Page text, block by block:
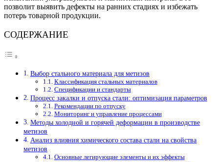
позволит выявить дефекты на ранних стадиях и избежать
потерь товарной продукции.
СОДЕРЖАНИЕ
Выбор стального материала для метизов
Классификация стальных материалов
Спецификации и стандарты
Процесс закалки и отпуска стали: оптимизация параметров
Рекомендации по отпуску
Мониторинг и управление процессами
Методы холодной и горячей деформации в производстве
метизов
Анализ влияния химического состава стали на свойства
метизов
Основные легирующие элементы и их эффекты